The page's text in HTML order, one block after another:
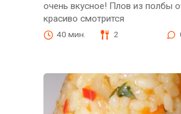
очень вкусное! Плов из полбы
красиво смотрится
40 мин. 2